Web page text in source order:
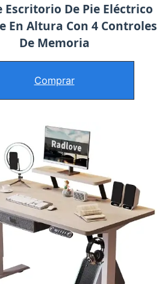
Escritorio De Pie Eléctrico
En Altura Con 4 Controles
De Memoria
Comprar